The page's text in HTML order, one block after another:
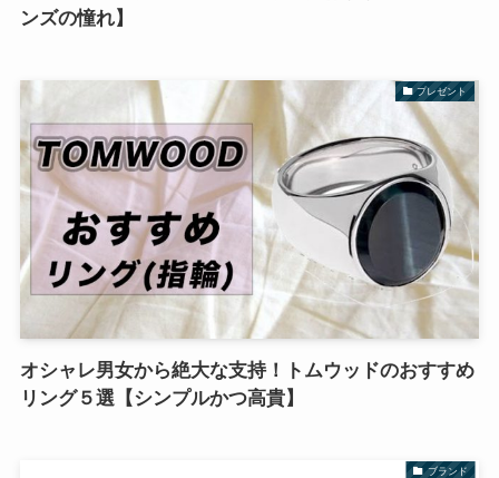
ンズの憧れ】
プレゼント
オシャレ男女から絶大な支持！トムウッドのおすすめ
リング５選【シンプルかつ高貴】
ブランド